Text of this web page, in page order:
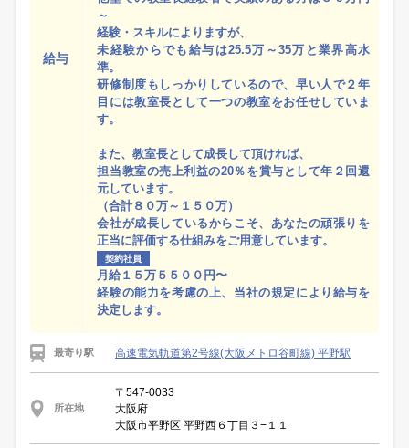
給与
～
経験・スキルによりますが、
未経験からでも給与は25.5万～35万と業界高水
準。
研修制度もしっかりしているので、早い人で２年
目には教室長として一つの教室をお任せしていま
す。
また、教室長として成長して頂ければ、
担当教室の売上利益の20％を賞与として年２回還
元しています。
（合計８０万～１５０万）
会社が成長しているからこそ、あなたの頑張りを
正当に評価する仕組みをご用意しています。
契約社員
月給１５万５５００円〜
経験の能力を考慮の上、当社の規定により給与を
決定します。
最寄り駅 高速電気軌道第2号線(大阪メトロ谷町線) 平野駅
所在地
〒547-0033
大阪府
大阪市平野区 平野西６丁目３−１１